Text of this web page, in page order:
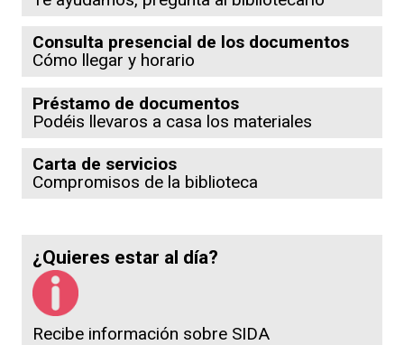
Consulta presencial de los documentos
Cómo llegar y horario
Préstamo de documentos
Podéis llevaros a casa los materiales
Carta de servicios
Compromisos de la biblioteca
¿Quieres estar al día?
Recibe información sobre SIDA